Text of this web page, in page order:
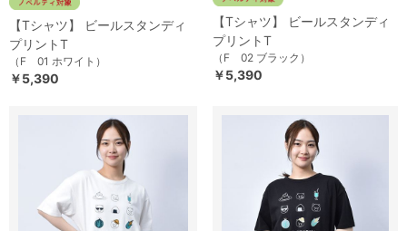
【Tシャツ】 ビールスタンディ
プリントT
（F 01 ホワイト）
￥5,390
【Tシャツ】 ビールスタンディ
プリントT
（F 02 ブラック）
￥5,390